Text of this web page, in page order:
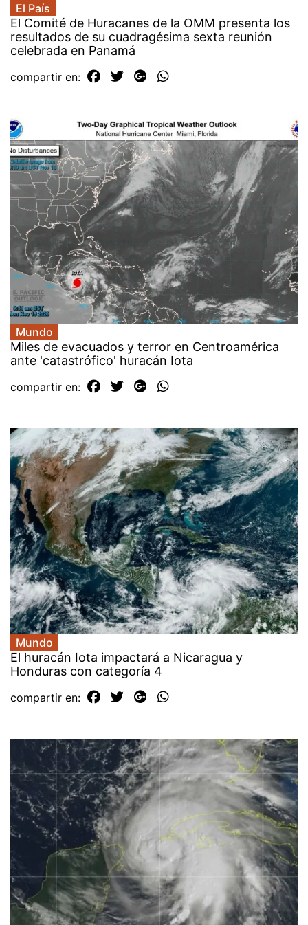
El País
El Comité de Huracanes de la OMM presenta los
resultados de su cuadragésima sexta reunión
celebrada en Panamá
compartir en:
Mundo
Miles de evacuados y terror en Centroamérica
ante 'catastrófico' huracán Iota
compartir en:
Mundo
El huracán Iota impactará a Nicaragua y
Honduras con categoría 4
compartir en: